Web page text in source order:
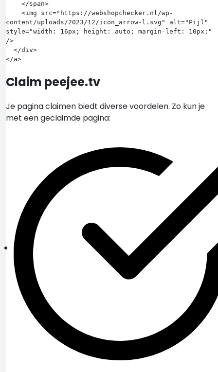
content/uploads/2023/12/icon_arrow-l.svg" alt="Pijl"
style="width: 16px; height: auto; margin-left: 10px;"
/>
Claim peejee.tv
Je pagina claimen biedt diverse voordelen. Zo kun je
met een geclaimde pagina: